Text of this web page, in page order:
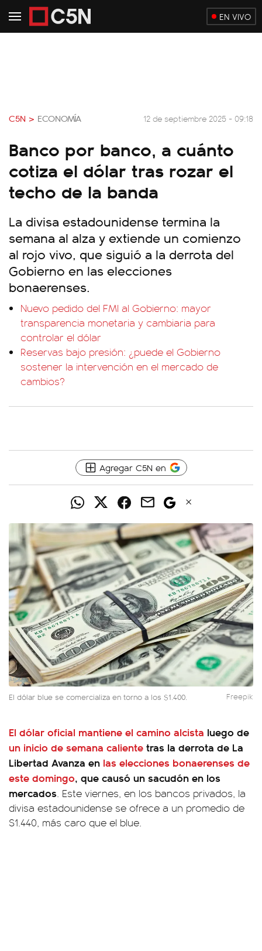
EN VIVO
C5N > ECONOMÍA 12 de septiembre 2025 - 09:18
Banco por banco, a cuánto
cotiza el dólar tras rozar el
techo de la banda
La divisa estadounidense termina la
semana al alza y extiende un comienzo
al rojo vivo, que siguió a la derrota del
Gobierno en las elecciones
bonaerenses.
Nuevo pedido del FMI al Gobierno: mayor
transparencia monetaria y cambiaria para
controlar el dólar
Reservas bajo presión: ¿puede el Gobierno
sostener la intervención en el mercado de
cambios?
Agregar C5N en
El dólar blue se comercializa en torno a los $1.400. Freepik
El dólar oficial mantiene el camino alcista luego de
un inicio de semana caliente tras la derrota de La
Libertad Avanza en las elecciones bonaerenses de
este domingo, que causó un sacudón en los
mercados. Este viernes, en los bancos privados, la
divisa estadounidense se ofrece a un promedio de
$1.440, más caro que el blue.